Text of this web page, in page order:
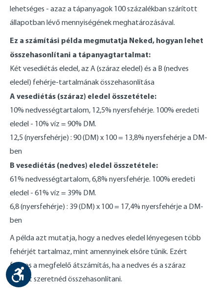
lehetséges - azaz a tápanyagok 100 százalékban szárított
állapotban lévő mennyiségének meghatározásával.
Ez a számítási példa megmutatja Neked, hogyan lehet
összehasonlítani a tápanyagtartalmat:
Két vesediétás eledel, az A (száraz eledel) és a B (nedves
eledel) fehérje-tartalmának összehasonlítása
A vesediétás (száraz) eledel összetétele:
10% nedvességtartalom, 12,5% nyersfehérje. 100% eredeti
eledel - 10% víz = 90% DM.
12,5 (nyersfehérje) : 90 (DM) x 100 = 13,8% nyersfehérje a DM-
ben
B vesediétás (nedves) eledel összetétele:
61% nedvességtartalom, 6,8% nyersfehérje. 100% eredeti
eledel - 61% víz = 39% DM.
6,8 (nyersfehérje) : 39 (DM) x 100 = 17,4% nyersfehérje a DM-
ben
A példa azt mutatja, hogy a nedves eledel lényegesen több
fehérjét tartalmaz, mint amennyinek elsőre tűnik. Ezért
fontos a megfelelő átszámítás, ha a nedves és a száraz
eledelt szeretnéd összehasonlítani.
Show toolbar